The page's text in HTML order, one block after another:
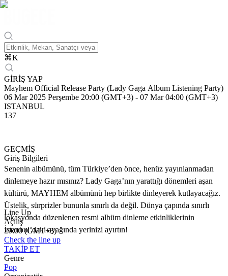
⌘K
GİRİŞ YAP
Mayhem Official Release Party (Lady Gaga Album Listening Party)
06 Mar 2025 Perşembe 20:00 (GMT+3) - 07 Mar 04:00 (GMT+3)
ISTANBUL
137
GEÇMİŞ
Giriş Bilgileri
Senenin albümünü, tüm Türkiye’den önce, henüz yayınlanmadan
dinlemeye hazır mısınız? Lady Gaga’nın yarattığı dönemleri aşan
kültürü, MAYHEM albümünü hep birlikte dinleyerek kutlayacağız.
Üstelik, sürprizler bununla sınırlı da değil. Dünya çapında sınırlı
lokasyonda düzenlenen resmi albüm dinleme etkinliklerinin
İstanbul’daki ayağında yerinizi ayırtın!
Line Up
Açılış
20:00 (GMT+3)
Check the line up
TAKİP ET
Genre
Pop